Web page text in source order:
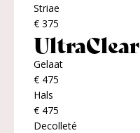
Striae
€ 375
UltraClear
Gelaat
€ 475
Hals
€ 475
Decolleté